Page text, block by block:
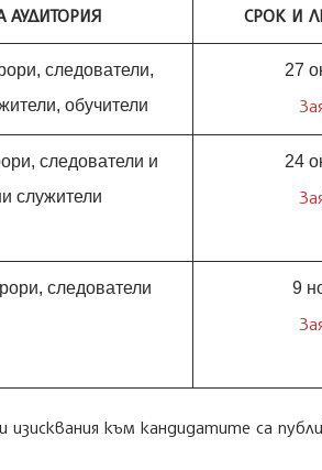
АУДИТОРИЯ СРОК И
следователи,
обучители
27
следователи и
служители
24
следователи 9
към кандидатите са